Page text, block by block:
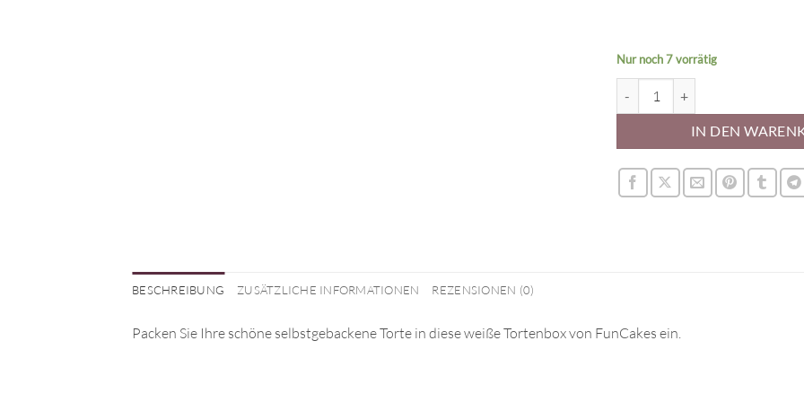
Nur noch 7 vorrätig
IN DEN
BESCHREIBUNG ZUSÄTZLICHE INFORMATIONEN REZENSIONEN (0)
Packen Sie Ihre schöne selbstgebackene Torte in diese weiße Tortenbox von FunCakes ein.